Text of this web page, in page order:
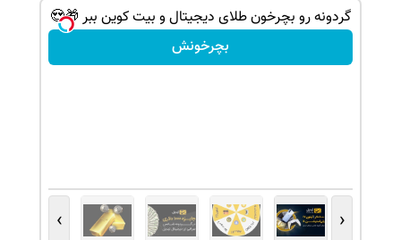
گردونه رو بچرخون طلای دیجیتال و بیت کوین ببر 🎁😍
بچرخونش
‹
›